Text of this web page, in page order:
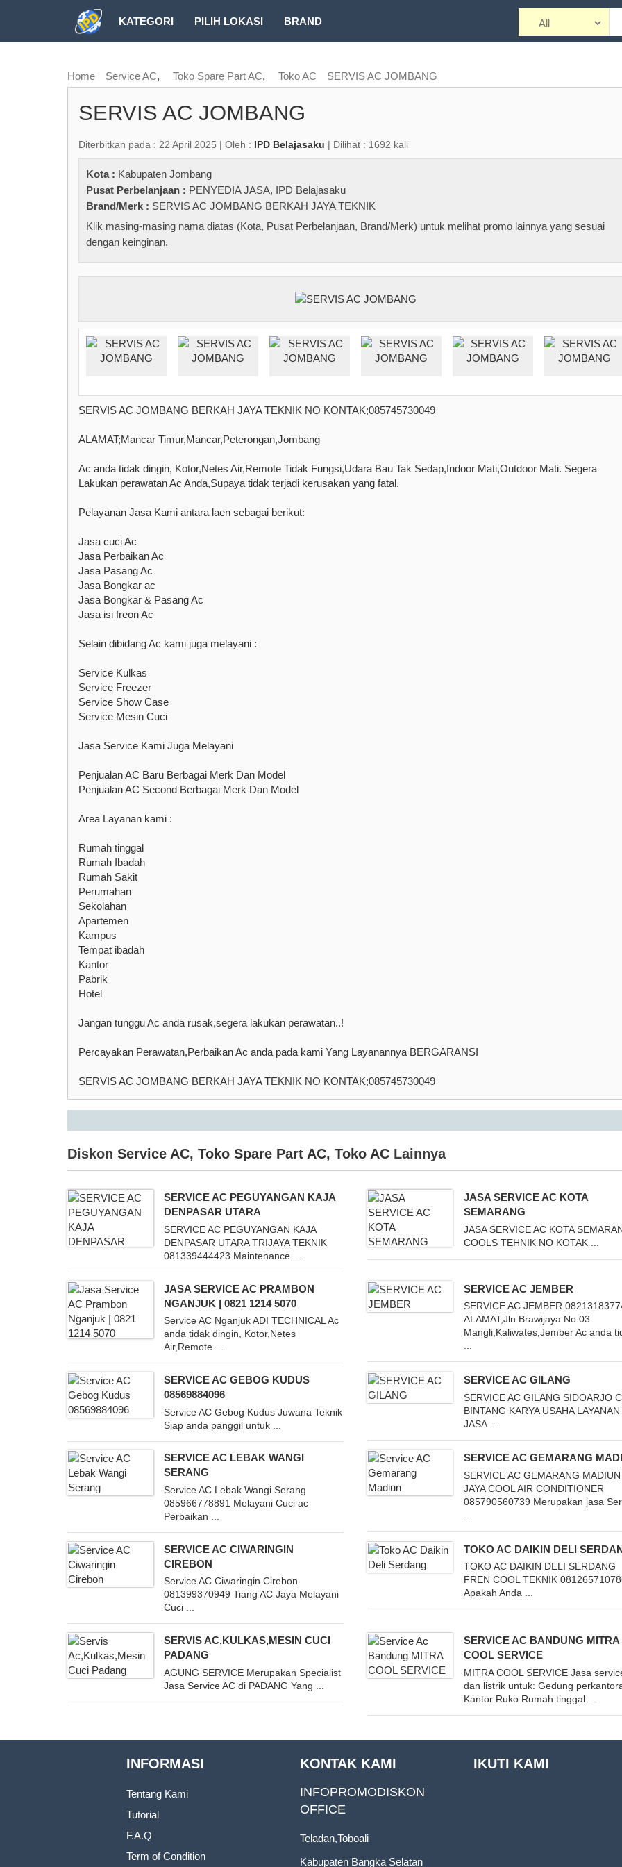
KATEGORI PILIH LOKASI BRAND
Home
Service AC, Toko Spare Part AC, Toko AC SERVIS AC JOMBANG
SERVIS AC JOMBANG
Diterbitkan pada : 22 April 2025 | Oleh : IPD Belajasaku | Dilihat : 1692 kali
Kota : Kabupaten Jombang
Pusat Perbelanjaan : PENYEDIA JASA, IPD Belajasaku
Brand/Merk : SERVIS AC JOMBANG BERKAH JAYA TEKNIK
Klik masing-masing nama diatas (Kota, Pusat Perbelanjaan, Brand/Merk) untuk melihat promo lainnya yang sesuai
dengan keinginan.
SERVIS AC JOMBANG BERKAH JAYA TEKNIK NO KONTAK;085745730049
ALAMAT;Mancar Timur,Mancar,Peterongan,Jombang
Ac anda tidak dingin, Kotor,Netes Air,Remote Tidak Fungsi,Udara Bau Tak Sedap,Indoor Mati,Outdoor Mati. Segera
Lakukan perawatan Ac Anda,Supaya tidak terjadi kerusakan yang fatal.
Pelayanan Jasa Kami antara laen sebagai berikut:
Jasa cuci Ac
Jasa Perbaikan Ac
Jasa Pasang Ac
Jasa Bongkar ac
Jasa Bongkar & Pasang Ac
Jasa isi freon Ac
Selain dibidang Ac kami juga melayani :
Service Kulkas
Service Freezer
Service Show Case
Service Mesin Cuci
Jasa Service Kami Juga Melayani
Penjualan AC Baru Berbagai Merk Dan Model
Penjualan AC Second Berbagai Merk Dan Model
Area Layanan kami :
Rumah tinggal
Rumah Ibadah
Rumah Sakit
Perumahan
Sekolahan
Apartemen
Kampus
Tempat ibadah
Kantor
Pabrik
Hotel
Jangan tunggu Ac anda rusak,segera lakukan perawatan..!
Percayakan Perawatan,Perbaikan Ac anda pada kami Yang Layanannya BERGARANSI
SERVIS AC JOMBANG BERKAH JAYA TEKNIK NO KONTAK;085745730049
Diskon Service AC, Toko Spare Part AC, Toko AC Lainnya
SERVICE AC PEGUYANGAN KAJA
DENPASAR UTARA
SERVICE AC PEGUYANGAN KAJA
DENPASAR UTARA TRIJAYA TEKNIK
081339444423 Maintenance ...
JASA SERVICE AC KOTA
SEMARANG
JASA SERVICE AC KOTA
COOLS TEHNIK NO KOTAK ...
JASA SERVICE AC PRAMBON
NGANJUK | 0821 1214 5070
Service AC Nganjuk ADI TECHNICAL Ac
anda tidak dingin, Kotor,Netes
Air,Remote ...
SERVICE AC JEMBER
SERVICE AC JEMBER
ALAMAT;Jln Brawijaya No 03
Mangli,Kaliwates,Jember Ac anda
SERVICE AC GEBOG KUDUS
08569884096
Service AC Gebog Kudus Juwana Teknik
Siap anda panggil untuk ...
SERVICE AC GILANG
SERVICE AC GILANG SIDOARJO
BINTANG KARYA USAHA LAYANAN
JASA ...
SERVICE AC LEBAK WANGI
SERANG
Service AC Lebak Wangi Serang
085966778891 Melayani Cuci ac
Perbaikan ...
SERVICE AC GEMARANG
SERVICE AC GEMARANG MADIUN
JAYA COOL AIR CONDITIONER
085790560739 Merupakan jasa
SERVICE AC CIWARINGIN
CIREBON
Service AC Ciwaringin Cirebon
081399370949 Tiang AC Jaya Melayani
Cuci ...
TOKO AC DAIKIN DELI
TOKO AC DAIKIN DELI SERDANG
FREN COOL TEKNIK
Apakah Anda ...
SERVIS AC,KULKAS,MESIN CUCI
PADANG
AGUNG SERVICE Merupakan Specialist
Jasa Service AC di PADANG Yang ...
SERVICE AC BANDUNG MITRA
COOL SERVICE
MITRA COOL SERVICE Jasa
dan listrik untuk: Gedung
Kantor Ruko Rumah tinggal ...
INFORMASI
Tentang Kami
Tutorial
F.A.Q
Term of Condition
KONTAK KAMI
INFOPROMODISKON
OFFICE
Teladan,Toboali
Kabupaten Bangka Selatan
IKUTI KAMI